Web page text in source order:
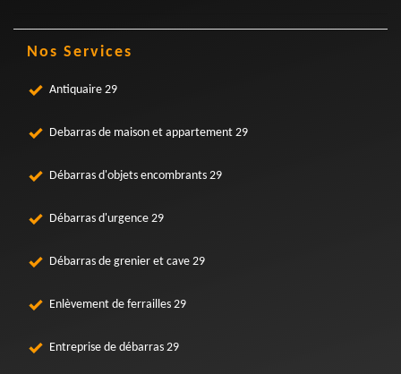
Nos Services
Antiquaire 29
Debarras de maison et appartement 29
Débarras d'objets encombrants 29
Débarras d'urgence 29
Débarras de grenier et cave 29
Enlèvement de ferrailles 29
Entreprise de débarras 29